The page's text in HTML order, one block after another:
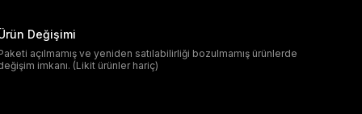
Değişimi
açılmamış ve yeniden satılabilirliği bozulmamış ürünlerde
imkanı. (Likit ürünler hariç)